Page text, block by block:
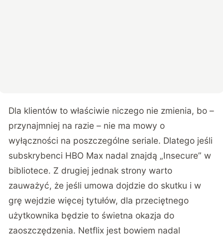
Dla klientów to właściwie niczego nie zmienia, bo –
przynajmniej na razie – nie ma mowy o
wyłączności na poszczególne seriale. Dlatego jeśli
subskrybenci HBO Max nadal znajdą „Insecure” w
bibliotece. Z drugiej jednak strony warto
zauważyć, że jeśli umowa dojdzie do skutku i w
grę wejdzie więcej tytułów, dla przeciętnego
użytkownika będzie to świetna okazja do
zaoszczędzenia. Netflix jest bowiem nadal